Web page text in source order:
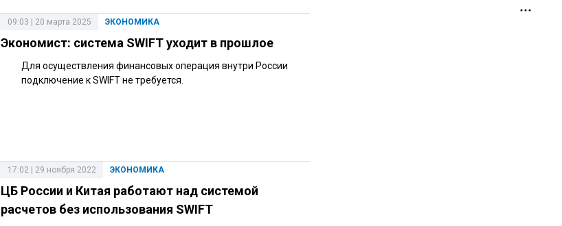
ЭКОНОМИКА
09:03 | 20 марта 2025
Экономист: система SWIFT уходит в прошлое
Для осуществления финансовых операция внутри России
подключение к SWIFT не требуется.
ЭКОНОМИКА
17:02 | 29 ноября 2022
ЦБ России и Китая работают над системой
расчетов без использования SWIFT